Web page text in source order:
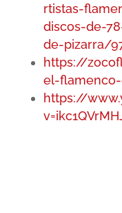
rtistas-
discos-de-
de-pizarra/
https://
el-
https://